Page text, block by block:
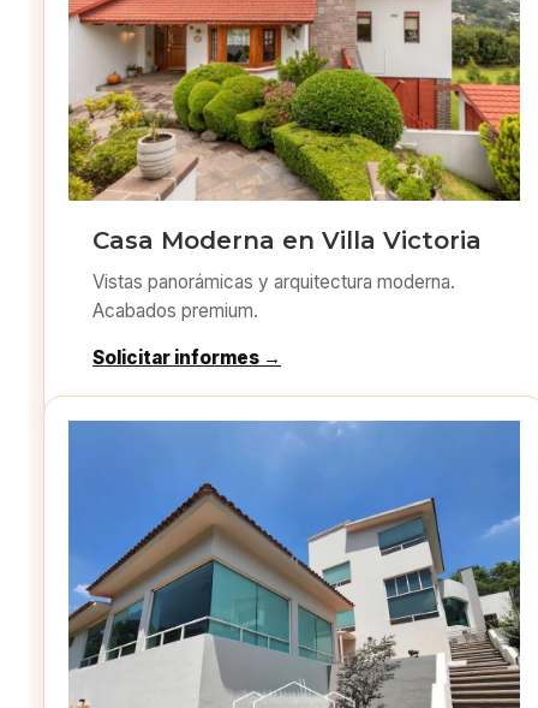
Casa Moderna en Villa Victoria
Vistas panorámicas y arquitectura moderna.
Acabados premium.
Solicitar informes →